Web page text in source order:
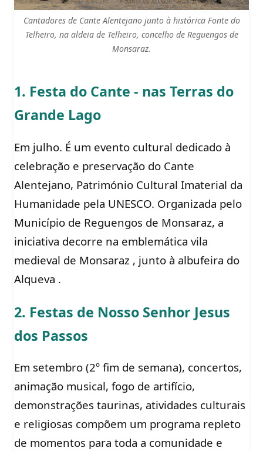
Cantadores de Cante Alentejano junto à histórica Fonte do
Telheiro, na aldeia de Telheiro, concelho de Reguengos de
Monsaraz.
1. Festa do Cante - nas Terras do
Grande Lago
Em julho. É um evento cultural dedicado à
celebração e preservação do Cante
Alentejano, Património Cultural Imaterial da
Humanidade pela UNESCO. Organizada pelo
Município de Reguengos de Monsaraz, a
iniciativa decorre na emblemática vila
medieval de Monsaraz , junto à albufeira do
Alqueva .
2. Festas de Nosso Senhor Jesus
dos Passos
Em setembro (2º fim de semana), concertos,
animação musical, fogo de artifício,
demonstrações taurinas, atividades culturais
e religiosas compõem um programa repleto
de momentos para toda a comunidade e